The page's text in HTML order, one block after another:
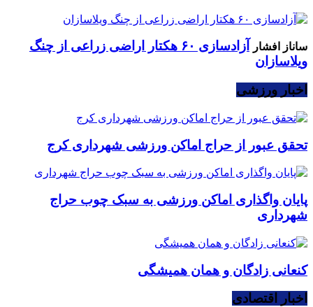
ساناز افشار
آزادسازی ۶۰ هکتار اراضی زراعی از چنگ
ویلاسازان
اخبار ورزشی
تحقق عبور از حراج اماکن ورزشی شهرداری کرج
پایان واگذاری اماکن ورزشی به سبک چوب حراج
شهرداری
کنعانی زادگان و همان همیشگی
اخبار اقتصادی